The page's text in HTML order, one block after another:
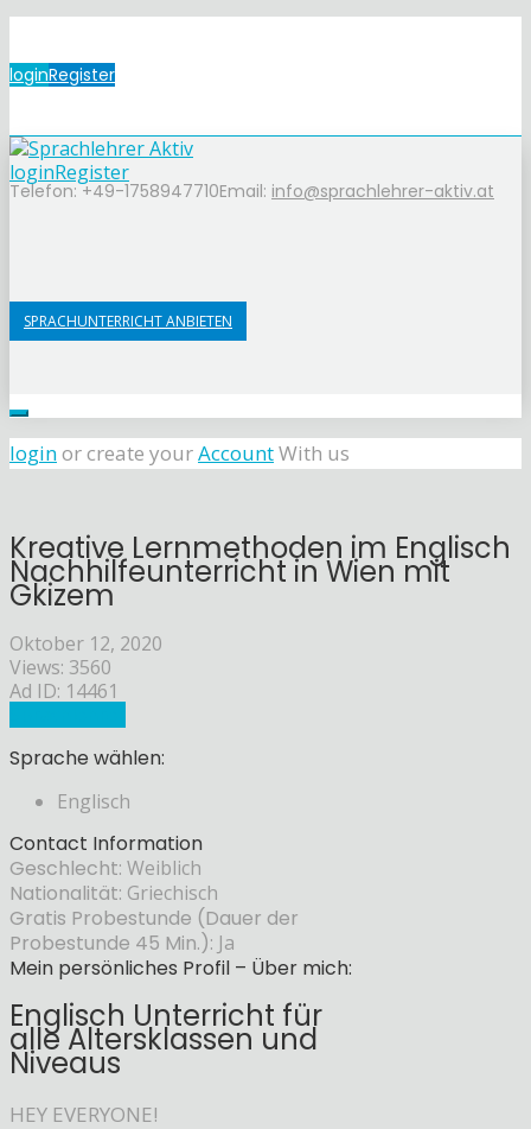
loginRegister
Telefon: +49-1758947710Email: info@sprachlehrer-aktiv.at
loginRegister
SPRACHUNTERRICHT ANBIETEN
loginor create yourAccountWith us
Kreative Lernmethoden im Englisch
Nachhilfeunterricht in Wien mit
Gkizem
Oktober 12, 2020
Views: 3560
Ad ID: 14461
Sprache wählen:
Englisch
Contact Information
Geschlecht: Weiblich
Nationalität: Griechisch
Gratis Probestunde (Dauer der
Probestunde 45 Min.): Ja
Mein persönliches Profil – Über mich:
Englisch Unterricht für
alle Altersklassen und
Niveaus
HEY EVERYONE!